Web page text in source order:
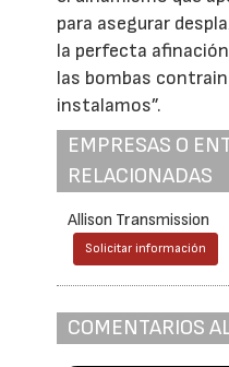
para asegurar
la perfecta
las bombas
instalamos”.
EMPRESAS O
RELACIONADAS
Allison Transmission
Solicitar información
COMENTARIOS